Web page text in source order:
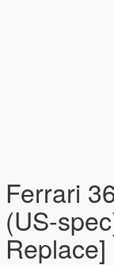
Ferrari
(US-
Replace]